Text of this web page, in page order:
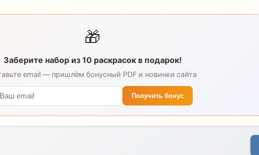
🎁
Заберите набор из 10 раскрасок в подарок!
email — пришлём бонусный PDF и новинки сайта
Получить бонус